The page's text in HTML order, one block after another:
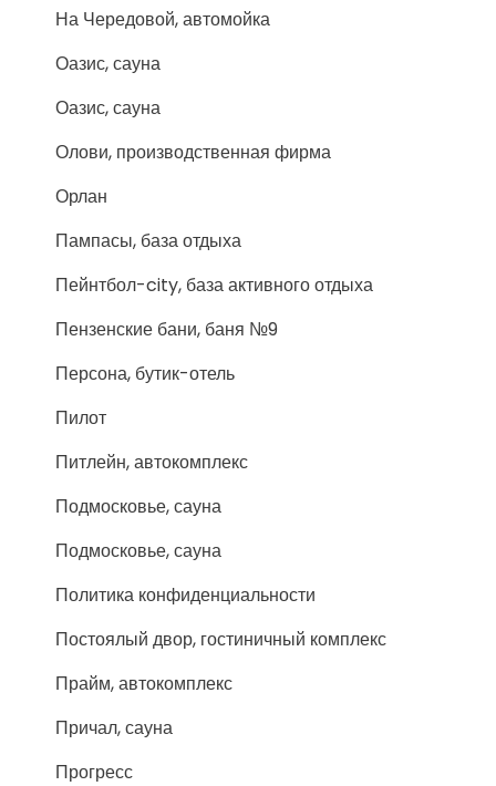
На Чередовой, автомойка
Оазис, сауна
Оазис, сауна
Олови, производственная фирма
Орлан
Пампасы, база отдыха
Пейнтбол-city, база активного отдыха
Пензенские бани, баня №9
Персона, бутик-отель
Пилот
Питлейн, автокомплекс
Подмосковье, сауна
Подмосковье, сауна
Политика конфиденциальности
Постоялый двор, гостиничный комплекс
Прайм, автокомплекс
Причал, сауна
Прогресс